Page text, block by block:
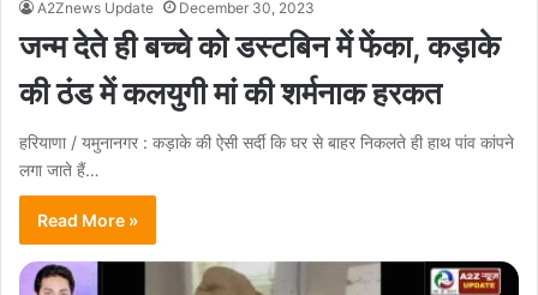
A2Znews Update December 30, 2023
जन्म देते ही बच्चे को डस्टबिन में फेंका, कड़ाके
की ठंड में कलयुगी मां की शर्मनाक हरकत
हरियाणा / यमुनानगर : कड़ाके की ऐसी सर्दी कि घर से बाहर निकलते ही हाथ पांव कांपने
लगा जाते हैं…
Read More »